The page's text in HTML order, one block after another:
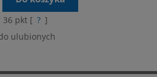
36 pkt [ ? ]
ulubionych